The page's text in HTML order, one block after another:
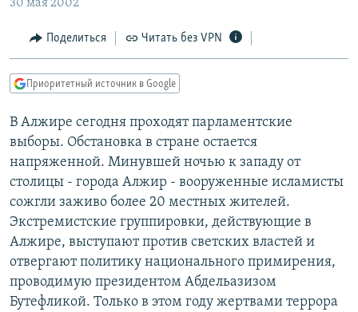
Вернутся
главной
навигации
Вернутся
поиску
ЦИТАТЫ СВОБОДЫ
МНЕНИЯ
IDEL.РЕАЛИИ
КАВКАЗ.РЕАЛИИ
СЕВЕР.РЕАЛИИ
СИБИРЬ.РЕАЛИИ
РАСПИСАНИЕ ВЕЩАНИЯ
ПОДПИШИТЕСЬ НА РАССЫЛКУ
СОЦИАЛЬНЫЕ СЕТИ
30 мая 2002
Поделиться Читать без VPN
Приоритетный источник в Google
В Алжире сегодня проходят парламентские
выборы. Обстановка в стране остается
напряженной. Минувшей ночью к западу от
столицы - города Алжир - вооруженные исламисты
сожгли заживо более 20 местных жителей.
Экстремистские группировки, действующие в
Алжире, выступают против светских властей и
отвергают политику национального примирения,
проводимую президентом Абдельазизом
Бутефликой. Только в этом году жертвами террора